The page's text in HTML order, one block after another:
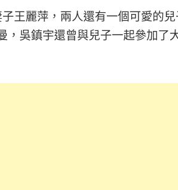
王麗萍，兩人還有一個可愛的兒
吳鎮宇還曾與兒子一起參加了